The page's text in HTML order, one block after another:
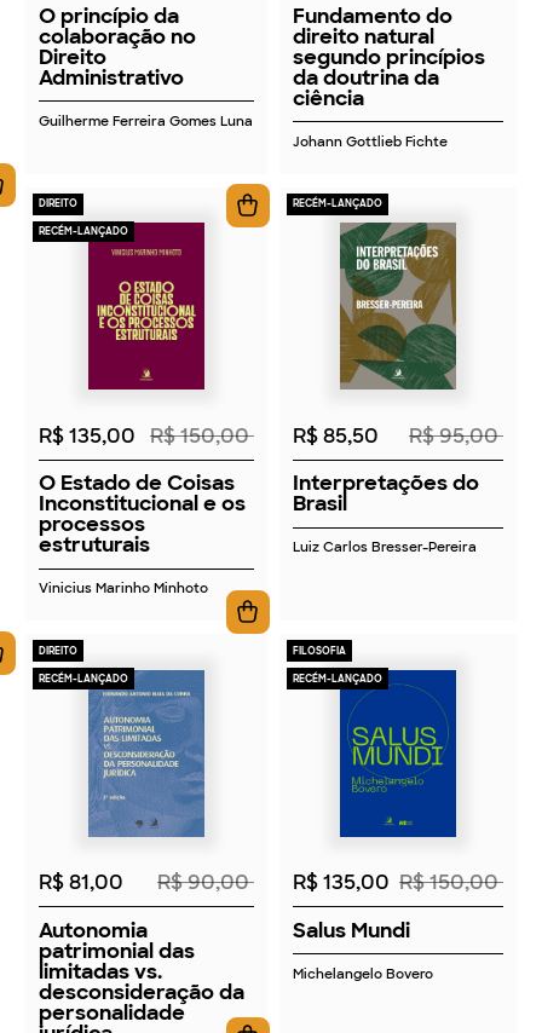
O princípio da
colaboração no
Direito
Administrativo
Guilherme Ferreira Gomes Luna
Fundamento do
direito natural
segundo princípios
da doutrina da
ciência
Johann Gottlieb Fichte
DIREITO
RECÉM-LANÇADO
2026
R$ 135,00 R$ 150,00
O Estado de Coisas
Inconstitucional e os
processos
estruturais
Vinicius Marinho Minhoto
RECÉM-LANÇADO
2026
R$ 85,50
R$ 95,00
Interpretações do
Brasil
Luiz Carlos Bresser-Pereira
DIREITO
RECÉM-LANÇADO
2026
R$ 81,00
R$ 90,00
Autonomia
patrimonial das
limitadas vs.
desconsideração da
personalidade
FILOSOFIA
RECÉM-LANÇADO
2026
R$ 135,00 R$ 150,00
Salus Mundi
Michelangelo Bovero